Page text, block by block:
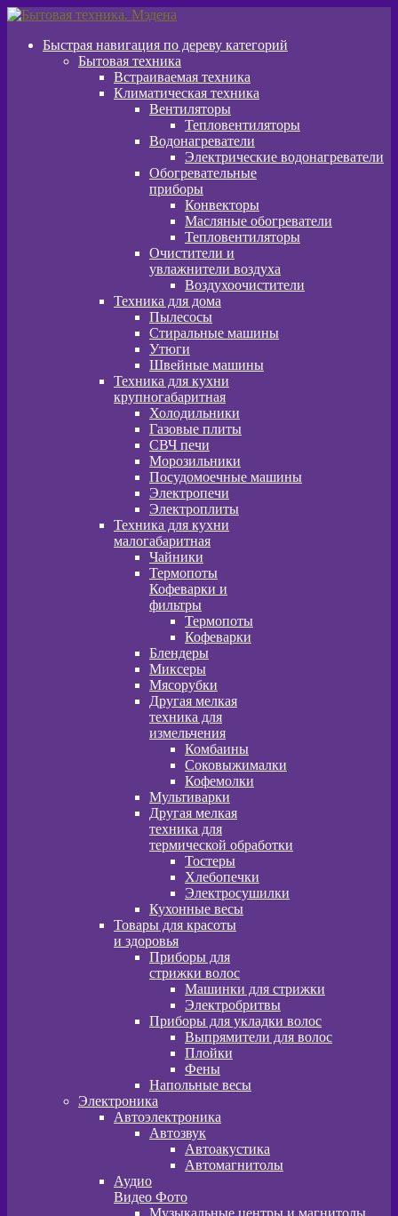
Перейти
навигации
Перейти
содержимому
Быстрая навигация по дереву категорий
Бытовая техника
Встраиваемая техника
Климатическая техника
Вентиляторы
Тепловентиляторы
Водонагреватели
Электрические водонагреватели
Обогревательные
приборы
Конвекторы
Масляные обогреватели
Тепловентиляторы
Очистители и
увлажнители воздуха
Воздухоочистители
Техника для дома
Пылeсосы
Стиральные машины
Утюги
Швейные машины
Техника для кухни
крупногабаритная
Холодильники
Газовые плиты
СВЧ печи
Морозильники
Посудомоечные машины
Электропечи
Электроплиты
Техника для кухни
малогабаритная
Чайники
Термопоты
Кофеварки и
фильтры
Термопоты
Кофеварки
Блендеры
Миксеры
Мясорубки
Другая мелкая
техника для
измельчения
Комбаины
Соковыжималки
Кофемолки
Мультиварки
Другая мелкая
техника для
термической обработки
Тостеры
Хлебопечки
Электросушилки
Кухонные весы
Товары для красоты
и здоровья
Приборы для
стрижки волос
Машинки для стрижки
Электробритвы
Приборы для укладки волос
Выпрямители для волос
Плойки
Фены
Напольные весы
Электроника
Автоэлектроника
Автозвук
Автоакустика
Автомагнитолы
Аудио
Видео Фото
Музыкальные центры и магнитолы